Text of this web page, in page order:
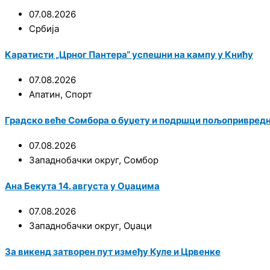
07.08.2026
Србија
Каратисти „Црног Пантера“ успешни на кампу у Книћу
07.08.2026
Апатин, Спорт
Градско веће Сомбора о буџету и подршци
07.08.2026
Западнобачки округ, Сомбор
Ана Бекута 14. августа у Оџацима
07.08.2026
Западнобачки округ, Оџаци
За викенд затворен пут између Куле и Црвенке